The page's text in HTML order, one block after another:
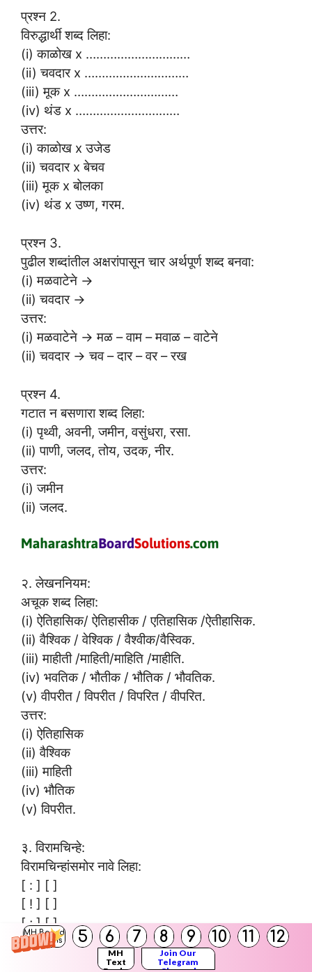
MH Board
Solutions
5 6 7 8 9 10 11 12
MH
Text
Join Our
Telegram
प्रश्न 2.
विरुद्धार्थी शब्द लिहा:
(i) काळोख x …………………………
(ii) चवदार x …………………………
(iii) मूक x …………………………
(iv) थंड x …………………………
उत्तर:
(i) काळोख x उजेड
(ii) चवदार x बेचव
(iii) मूक x बोलका
(iv) थंड x उष्ण, गरम.
प्रश्न 3.
पुढील शब्दांतील अक्षरांपासून चार अर्थपूर्ण शब्द बनवा:
(i) मळवाटेने →
(ii) चवदार →
उत्तर:
(i) मळवाटेने → मळ – वाम – मवाळ – वाटेने
(ii) चवदार → चव – दार – वर – रख
प्रश्न 4.
गटात न बसणारा शब्द लिहा:
(i) पृथ्वी, अवनी, जमीन, वसुंधरा, रसा.
(ii) पाणी, जलद, तोय, उदक, नीर.
उत्तर:
(i) जमीन
(ii) जलद.
२. लेखननियम:
अचूक शब्द लिहा:
(i) ऐतिहासिक/ ऐतिहासीक / एतिहासिक /ऐतीहासिक.
(ii) वैश्विक / वेश्विक / वैश्वीक/वैस्विक.
(iii) माहीती /माहिती/माहिति /माहीति.
(iv) भवतिक / भौतीक / भौतिक / भौवतिक.
(v) वीपरीत / विपरीत / विपरित / वीपरित.
उत्तर:
(i) ऐतिहासिक
(ii) वैश्विक
(iii) माहिती
(iv) भौतिक
(v) विपरीत.
३. विरामचिन्हे:
विरामचिन्हांसमोर नावे लिहा:
[ : ] [ ]
[ ! ] [ ]
[ ; ] [ ]
[ ? ] [ ]